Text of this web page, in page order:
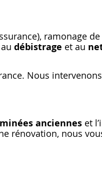
ramonage de
débistrage et au
Nous
anciennes et
rénovation, nous